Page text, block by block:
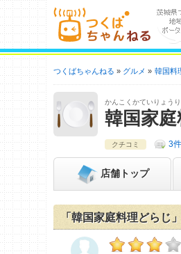
つくばちゃんねる グルメ 韓国料
かんこくかていりょう
韓国家
クチコミ 3件
店舗 トップ
「韓国家庭料理どらじ